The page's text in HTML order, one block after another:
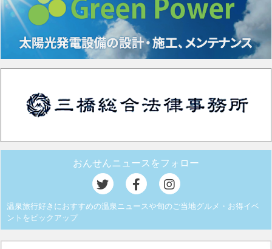
おんせんニュースをフォロー
温泉旅行好きにおすすめの温泉ニュースや旬のご当地グルメ・お得イベ
ントをピックアップ